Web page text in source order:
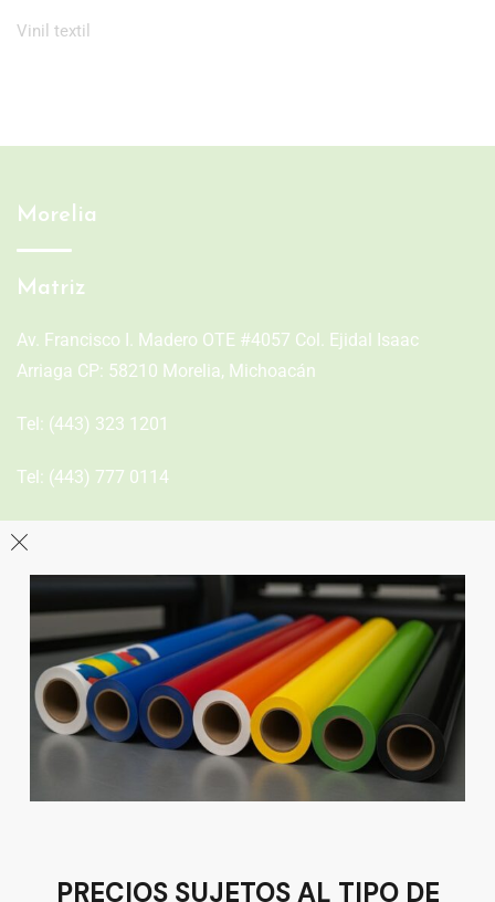
Vinil textil
Morelia
Matriz
Av. Francisco I. Madero OTE #4057 Col. Ejidal Isaac
Arriaga CP: 58210 Morelia, Michoacán
Tel: (443) 323 1201
Tel: (443) 777 0114
León
Sucursal
Av del Astillero 129 Centro bodeguero Las Trojes León,
Guanajuato
Tel:(477) 776 8994
PRECIOS SUJETOS AL TIPO DE